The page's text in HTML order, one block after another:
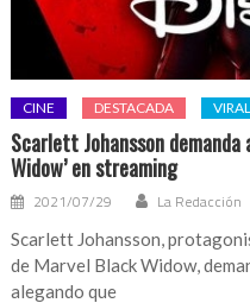
CINE DESTACADA
Scarlett Johansson demanda
Widow’ en streaming
2021/07/29 La Redacción
Scarlett Johansson,
de Marvel Black Widow,
alegando que